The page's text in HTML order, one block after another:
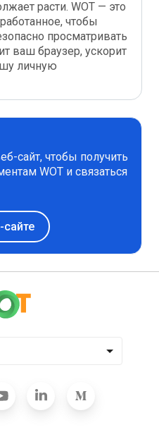
расти. WOT — это
чтобы
просматривать
ваш браузер, ускорит
личную
сайт, чтобы получить
WOT и связаться
сайте